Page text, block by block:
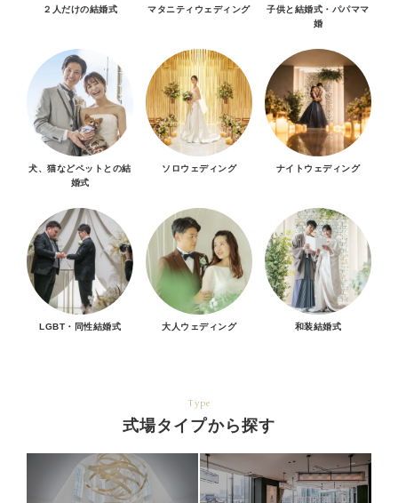
２人だけの結婚式 マタニティウェディング
子供と結婚式・パパママ
婚
犬、猫などペットとの結
婚式
ソロウェディング ナイトウェディング
LGBT・同性結婚式 大人ウェディング 和装結婚式
Type
式場タイプから探す